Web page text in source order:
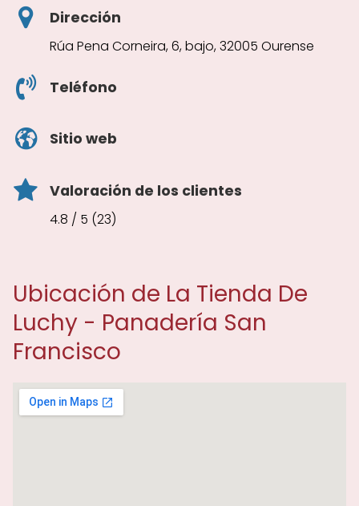
Dirección
Rúa Pena Corneira, 6, bajo, 32005 Ourense
Teléfono
Sitio web
Valoración de los clientes
4.8 / 5 (23)
Ubicación de La Tienda De
Luchy - Panadería San
Francisco